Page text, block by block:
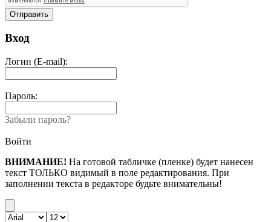
Вход
Логин (E-mail):
Пароль:
Забыли пароль?
Войти
ВНИМАНИЕ! На готовой табличке (пленке) будет нанесен
текст ТОЛЬКО видимый в поле редактирования. При
заполнении текста в редакторе будьте внимательны!